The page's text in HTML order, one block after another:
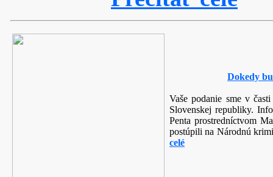
Dokedy
Vaše podanie sme v
Slovenskej republiky.
Penta prostredníctvom
postúpili na Národnú
celé